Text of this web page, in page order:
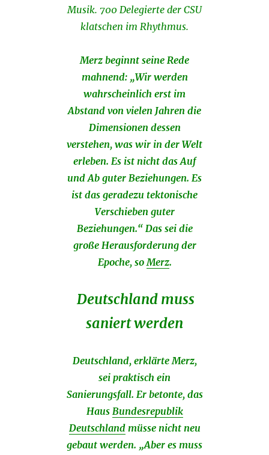
Musik. 700 Delegierte der CSU
klatschen im Rhythmus.
Merz beginnt seine Rede
mahnend: „Wir werden
wahrscheinlich erst im
Abstand von vielen Jahren die
Dimensionen dessen
verstehen, was wir in der Welt
erleben. Es ist nicht das Auf
und Ab guter Beziehungen. Es
ist das geradezu tektonische
Verschieben guter
Beziehungen.“ Das sei die
große Herausforderung der
Epoche, soMerz.
Deutschland muss
saniert werden
Deutschland, erklärte Merz,
sei praktisch ein
Sanierungsfall. Er betonte, das
Haus Bundesrepublik
Deutschlandmüsse nicht neu
gebaut werden. „Aber es muss